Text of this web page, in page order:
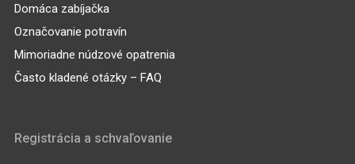
Domáca zabíjačka
Označovanie potravín
Mimoriadne núdzové opatrenia
Často kladené otázky – FAQ
Registrácia a schvaľovanie